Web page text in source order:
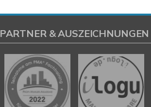
PARTNER & AUSZEICHNUNGEN